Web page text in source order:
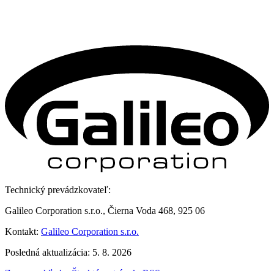
Technický prevádzkovateľ:
Galileo Corporation s.r.o., Čierna Voda 468, 925 06
Kontakt: Galileo Corporation s.r.o.
Posledná aktualizácia: 5. 8. 2026